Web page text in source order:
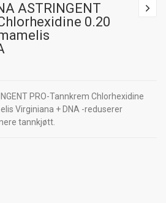
ASTRINGENT
0.20
PRO-Tannkrem Chlorhexidine
Virginiana + DNA -reduserer
tannkjøtt.